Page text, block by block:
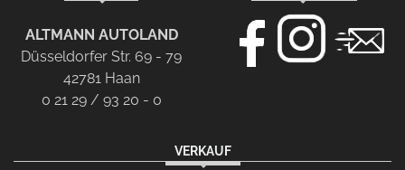
ALTMANN AUTOLAND
Düsseldorfer Str. 69 - 79
42781 Haan
0 21 29 / 93 20 - 0
VERKAUF